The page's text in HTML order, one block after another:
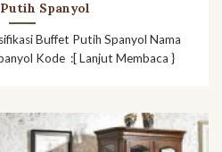
Spanyol
Buffet Putih Spanyol Nama
Kode :[ Lanjut Membaca }